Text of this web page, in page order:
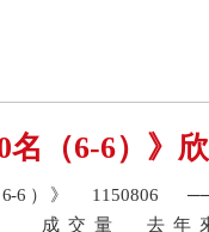
名（6-6）》
6-6）》 1150806
成交量